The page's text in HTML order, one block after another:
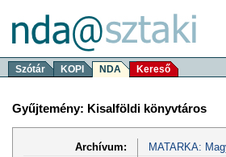
Szótár KOPI NDA Kereső
Gyűjtemény: Kisalföldi könyvtáros
Archívum:
MATARKA: